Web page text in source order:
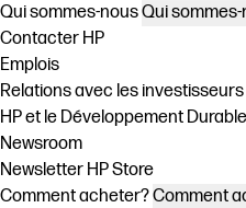
Qui sommes-nousQui
Contacter HP
Emplois
Relations avec les investisseurs
HP et le Développement Durable
Newsroom
Newsletter HP Store
Comment acheter?Comment